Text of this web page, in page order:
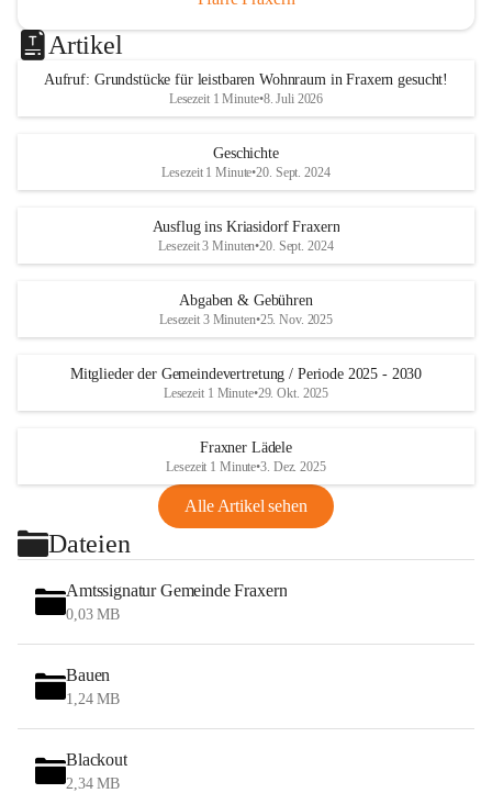
Artikel
Aufruf: Grundstücke für leistbaren Wohnraum in Fraxern gesucht!
Lesezeit 1 Minute•8. Juli 2026
Geschichte
Lesezeit 1 Minute•20. Sept. 2024
Ausflug ins Kriasidorf Fraxern
Lesezeit 3 Minuten•20. Sept. 2024
Abgaben & Gebühren
Lesezeit 3 Minuten•25. Nov. 2025
Mitglieder der Gemeindevertretung / Periode 2025 - 2030
Lesezeit 1 Minute•29. Okt. 2025
Fraxner Lädele
Lesezeit 1 Minute•3. Dez. 2025
Alle Artikel sehen
Dateien
Amtssignatur Gemeinde Fraxern
0,03 MB
Bauen
1,24 MB
Blackout
2,34 MB